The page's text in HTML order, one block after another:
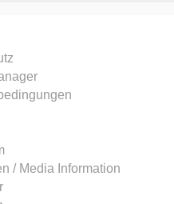
/ Media Information